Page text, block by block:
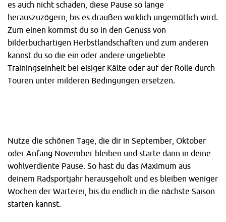
es auch nicht schaden, diese Pause so lange
herauszuzögern, bis es draußen wirklich ungemütlich wird.
Zum einen kommst du so in den Genuss von
bilderbuchartigen Herbstlandschaften und zum anderen
kannst du so die ein oder andere ungeliebte
Trainingseinheit bei eisiger Kälte oder auf der Rolle durch
Touren unter milderen Bedingungen ersetzen.
Nutze die schönen Tage, die dir in September, Oktober
oder Anfang November bleiben und starte dann in deine
wohlverdiente Pause. So hast du das Maximum aus
deinem Radsportjahr herausgeholt und es bleiben weniger
Wochen der Warterei, bis du endlich in die nächste Saison
starten kannst.